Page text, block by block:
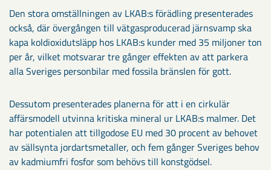
Den stora omställningen av LKAB:s förädling presenterades
också, där övergången till vätgasproducerad järnsvamp ska
kapa koldioxidutsläpp hos LKAB:s kunder med 35 miljoner ton
per år, vilket motsvarar tre gånger effekten av att parkera
alla Sveriges personbilar med fossila bränslen för gott.
Dessutom presenterades planerna för att i en cirkulär
affärsmodell utvinna kritiska mineral ur LKAB:s malmer. Det
har potentialen att tillgodose EU med 30 procent av behovet
av sällsynta jordartsmetaller, och fem gånger Sveriges behov
av kadmiumfri fosfor som behövs till konstgödsel.